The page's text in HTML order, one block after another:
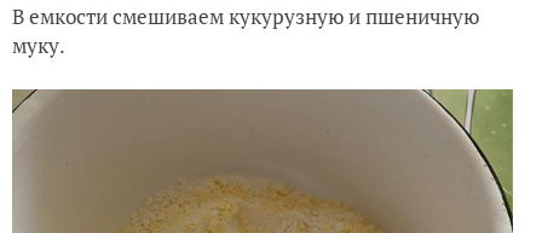
В емкости смешиваем кукурузную и пшеничную
муку.